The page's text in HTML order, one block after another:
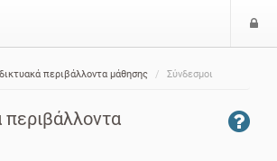
περιβάλλοντα μάθησης Σύνδεσμοι
περιβάλλοντα